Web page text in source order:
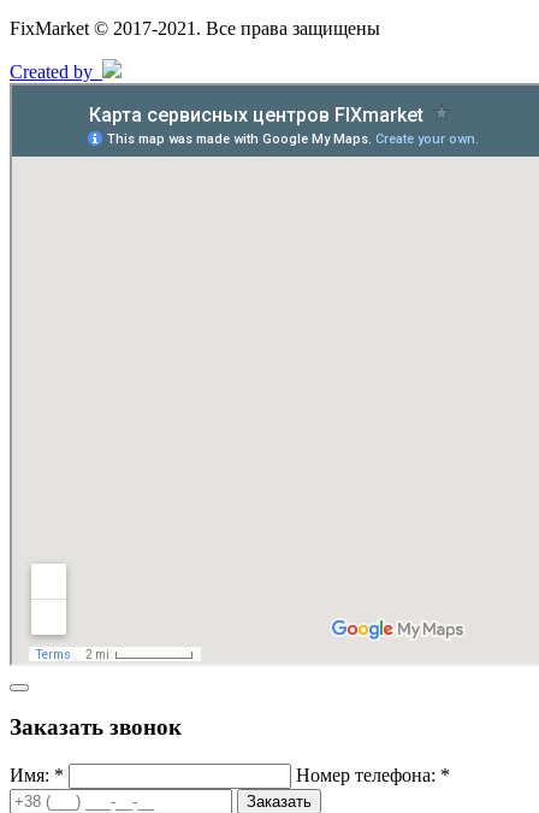
FixMarket © 2017-2021. Все права защищены
Created by
Заказать звонок
Имя: * Номер телефона: *
Заказать